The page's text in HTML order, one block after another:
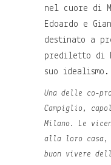
nel cuore di
Edoardo e
destinato a
prediletto di
suo idealismo.
Una delle co-
Campiglio,
Milano. Le
alla loro casa,
buon vivere